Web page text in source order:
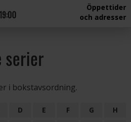
Öppettider
och adresser
serier
i bokstavsordning.
D E F G
H